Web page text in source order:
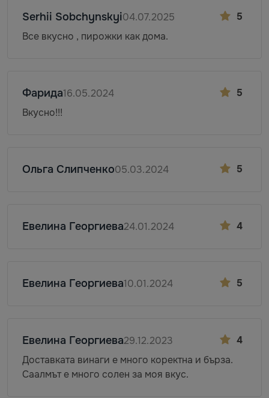
5
Serhii Sobchynskyi04.07.2025
Все вкусно , пирожки как дома.
5
Фарида16.05.2024
Вкусно!!!
5
Ольга Слипченко05.03.2024
4
Евелина Георгиева24.01.2024
5
Евелина Георгиева10.01.2024
4
Евелина Георгиева29.12.2023
Доставката винаги е много коректна и бърза.
Саалмът е много солен за моя вкус.